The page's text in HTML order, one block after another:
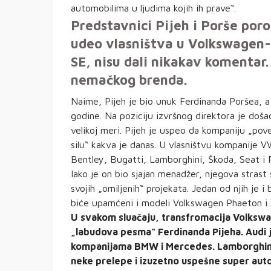
automobilima u ljudima kojih ih prave“.
Predstavnici Pijeh i Porše
udeo vlasništva u
SE, nisu dali nikakav
nemačkog brenda.
Naime, Pijeh je bio unuk Ferdinanda Poršea,
godine. Na poziciju izvršnog direktora je
velikoj meri. Pijeh je uspeo da kompaniju
silu“ kakva je danas. U vlasništvu kompanije
Bentley, Bugatti, Lamborghini, Škoda, Seat i
Iako je on bio sjajan menadžer, njegova
svojih „omiljenih“ projekata. Jedan od njih je
biće upamćeni i modeli Volkswagen Phaeton i
U svakom sluačaju, transfromacija
„labudova pesma“ Ferdinanda Pijeha.
kompanijama BMW i Mercedes.
neke prelepe i izuzetno uspešne super